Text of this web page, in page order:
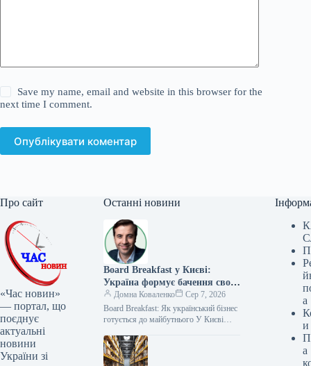
Save my name, email and website in this browser for the
next time I comment.
Опублікувати коментар
Про сайт
«Час новин»
— портал, що
поєднує
актуальні
новини
України зі
Останні новини
Board Breakfast у Києві:
Україна формує бачення свого
майбутнього
Домна Коваленко
Сер 7, 2026
Board Breakfast: Як український бізнес
готується до майбутнього У Києві
знакова подія для економічного
сектору…
а
и
а